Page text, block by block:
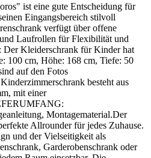
ist eine gute Entscheidung für
Eingangsbereich stilvoll
verfügt über offene
Laufrollen für Flexibilität und
Kleiderschrank für Kinder hat
100 cm, Höhe: 168 cm, Tiefe: 50
auf den Fotos
besteht aus
mit einer
Montagematerial.Der
Allrounder für jedes Zuhause.
und der Vielseitigkeit als
Garderobenschrank oder